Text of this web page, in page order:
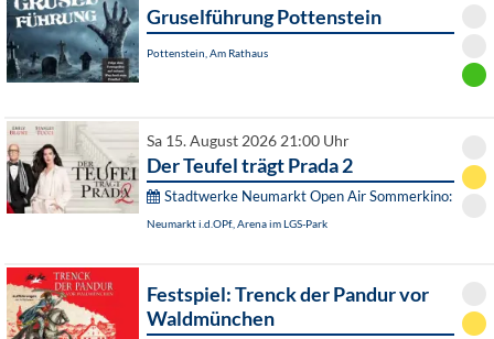
Gruselführung Pottenstein
Pottenstein, Am Rathaus
Sa 15. August 2026 21:00 Uhr
Der Teufel trägt Prada 2
Stadtwerke Neumarkt Open Air Sommerkino:
Neumarkt i.d.OPf., Arena im LGS-Park
Festspiel: Trenck der Pandur vor
Waldmünchen